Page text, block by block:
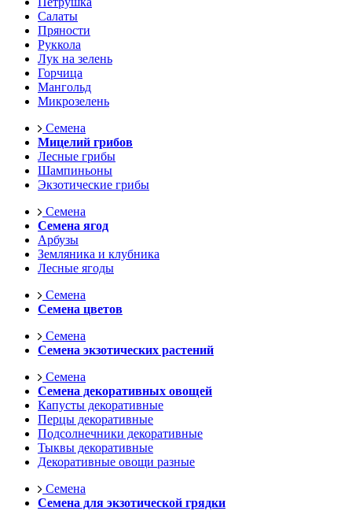
Салаты
Пряности
Руккола
Лук на зелень
Горчица
Мангольд
Микрозелень
Семена
Мицелий грибов
Лесные грибы
Шампиньоны
Экзотические грибы
Семена
Семена ягод
Арбузы
Земляника и клубника
Лесные ягоды
Семена
Семена цветов
Семена
Семена экзотических растений
Семена
Семена декоративных овощей
Капусты декоративные
Перцы декоративные
Подсолнечники декоративные
Тыквы декоративные
Декоративные овощи разные
Семена
Семена для экзотической грядки